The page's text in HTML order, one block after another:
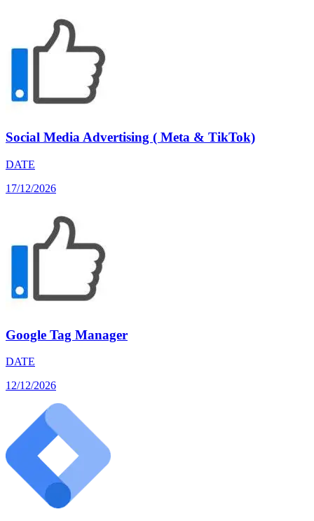
Social Media Advertising ( Meta & TikTok)
DATE
17/12/2026
Google Tag Manager
DATE
12/12/2026